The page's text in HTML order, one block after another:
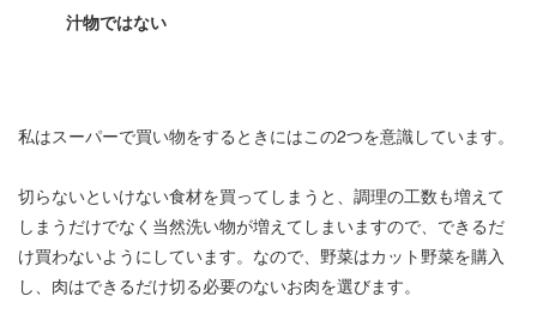
汁物ではない
私はスーパーで買い物をするときにはこの2つを意識しています。
切らないといけない食材を買ってしまうと、調理の工数も増えて
しまうだけでなく当然洗い物が増えてしまいますので、できるだ
け買わないようにしています。なので、野菜はカット野菜を購入
し、肉はできるだけ切る必要のないお肉を選びます。